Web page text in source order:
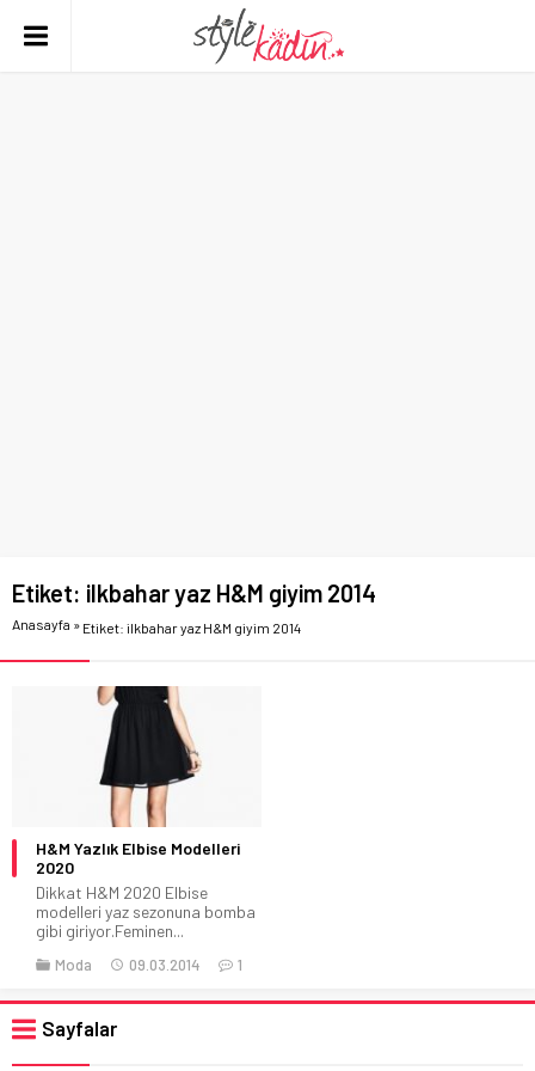
Etiket: ilkbahar yaz H&M giyim 2014
Anasayfa » Etiket: ilkbahar yaz H&M giyim 2014
H&M Yazlık Elbise Modelleri
2020
Dikkat H&M 2020 Elbise
modelleri yaz sezonuna bomba
gibi giriyor.Feminen...
Moda 09.03.2014 1
Sayfalar